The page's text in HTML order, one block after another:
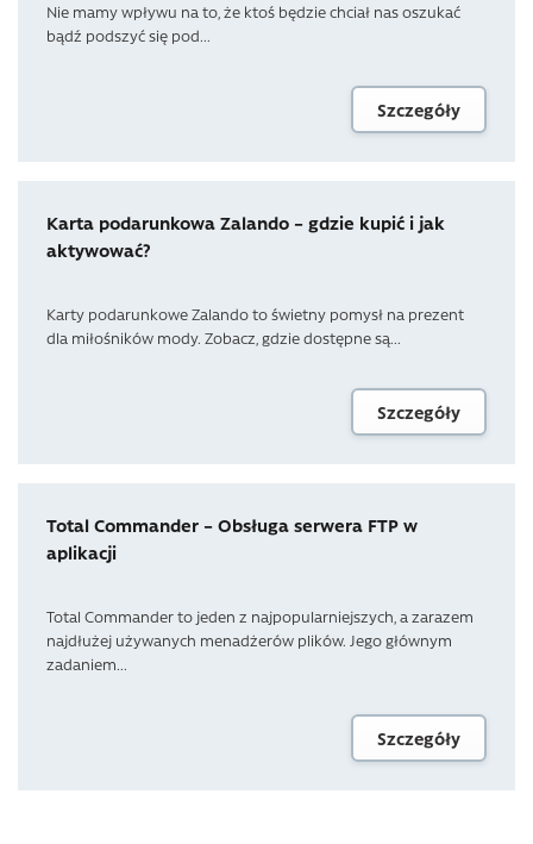
Nie mamy wpływu na to, że ktoś będzie chciał nas oszukać
bądź podszyć się pod...
Szczegóły
Karta podarunkowa Zalando – gdzie kupić i jak
aktywować?
Karty podarunkowe Zalando to świetny pomysł na prezent
dla miłośników mody. Zobacz, gdzie dostępne są...
Szczegóły
Total Commander – Obsługa serwera FTP w
aplikacji
Total Commander to jeden z najpopularniejszych, a zarazem
najdłużej używanych menadżerów plików. Jego głównym
zadaniem...
Szczegóły